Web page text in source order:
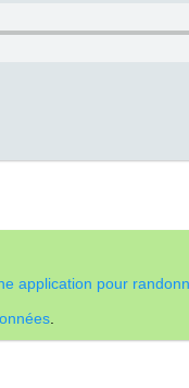
application pour